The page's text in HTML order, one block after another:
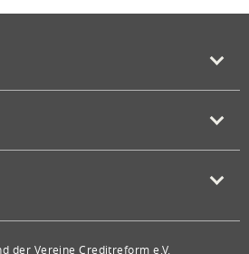
der Vereine Creditreform e.V.